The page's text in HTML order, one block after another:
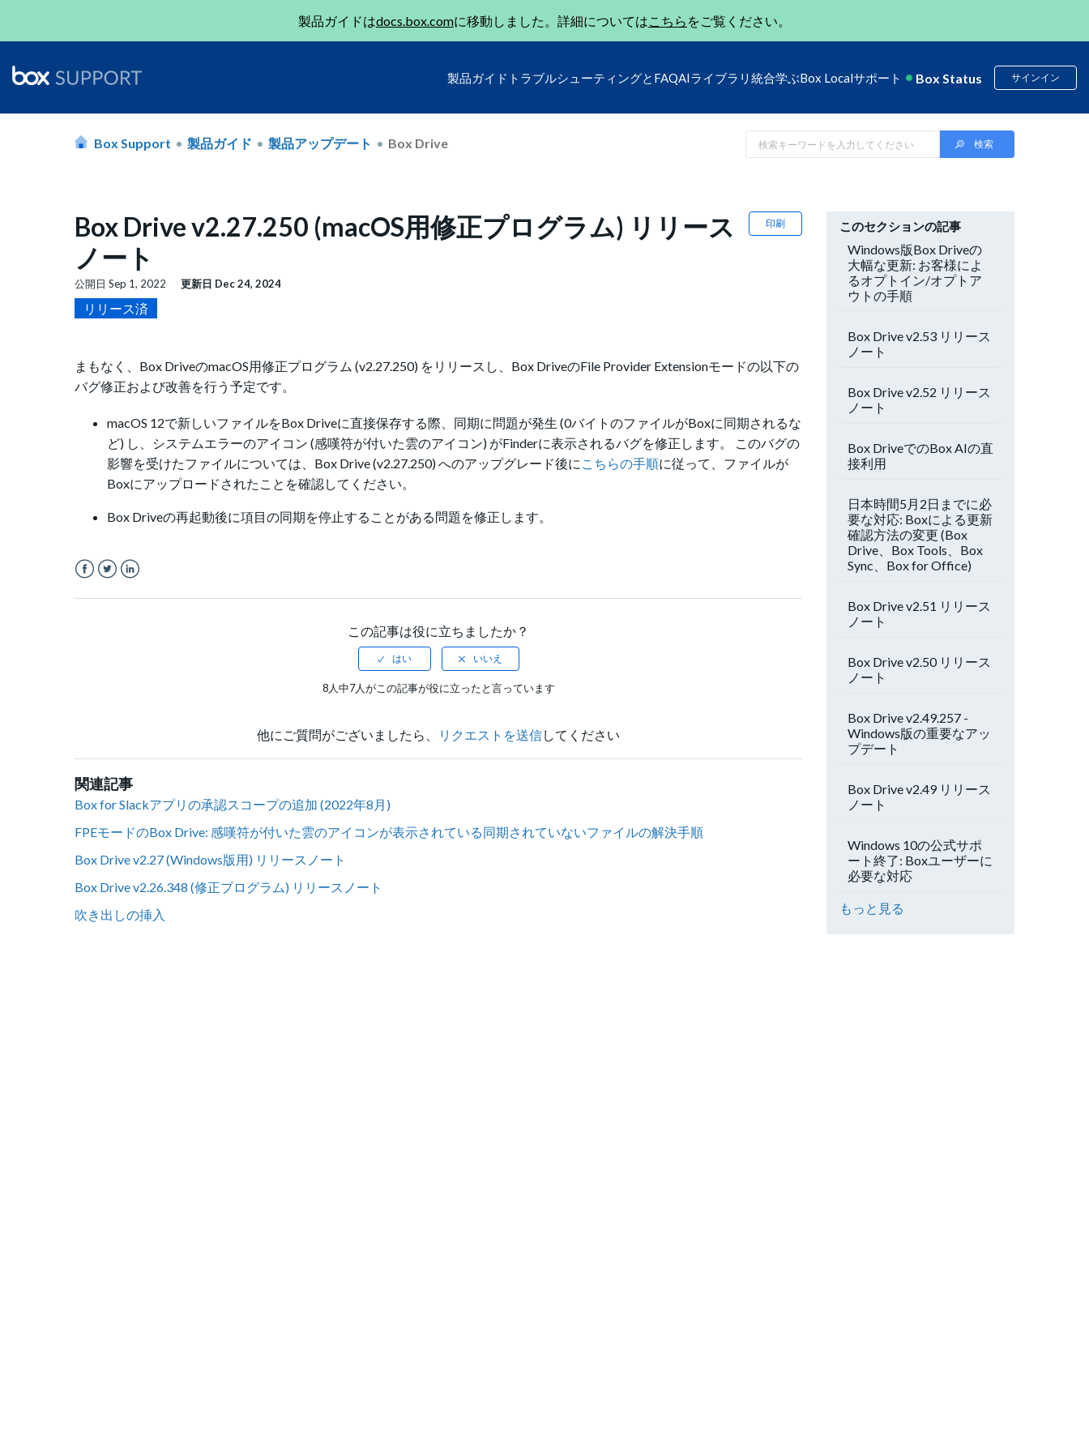
製品ガイドはdocs.box.comに移動しました。詳細についてはこちら をご覧ください。
製品ガイド トラブルシューティングとFAQAIライブラリ 統合学ぶBox Localサポート Box Status サインイン
Box Support 製品ガイド 製品アップデート Box Drive
印刷
Box Drive v2.27.250 (macOS用修正プログラム) リリース
ノート
公開日 Sep 1, 2022 更新日 Dec 24, 2024
リリース済
まもなく、Box DriveのmacOS用修正プログラム (v2.27.250) をリリースし、 Box DriveのFile Provider Extensionモードの以下の
バグ修正および改善を行う予定です。
macOS 12で新しいファイルをBox Driveに直接保存する際、同期に問題が発生 (0バイトのファイルがBoxに同期されるな
ど) し、システムエラーのアイコン (感嘆符が付いた雲のアイコン) がFinderに表示されるバグを修正します。 このバグの
影響を受けたファイルについては、Box Drive (v2.27.250) へのアップグレード後に こちらの手順に従って、ファイルが
Boxにアップロードされたことを確認してください。
Box Driveの再起動後に項目の同期を停止することがある問題を修正します。
この記事は役に立ちましたか？
8人中7人がこの記事が役に立ったと言っています
他にご質問がございましたら、 リクエストを送信してください
関連記事
Box for Slackアプリの承認スコープの追加 (2022年8月)
FPEモードのBox Drive: 感嘆符が付いた雲のアイコンが表示されている同期されていないファイルの解決手順
Box Drive v2.27 (Windows版用) リリースノート
Box Drive v2.26.348 (修正プログラム) リリースノート
吹き出しの挿入
このセクションの記事
Windows版Box Driveの
大幅な更新: お客様によ
るオプトイン/オプトア
ウトの手順
Box Drive v2.53 リリース
ノート
Box Drive v2.52 リリース
ノート
Box DriveでのBox AIの直
接利用
日本時間5月2日までに必
要な対応: Boxによる更新
確認方法の変更 (Box
Drive、Box Tools、Box
Sync、Box for Office)
Box Drive v2.51 リリース
ノート
Box Drive v2.50 リリース
ノート
Box Drive v2.49.257 -
Windows版の重要なアッ
プデート
Box Drive v2.49 リリース
ノート
Windows 10の公式サポ
ート終了: Boxユーザーに
必要な対応
もっと見る